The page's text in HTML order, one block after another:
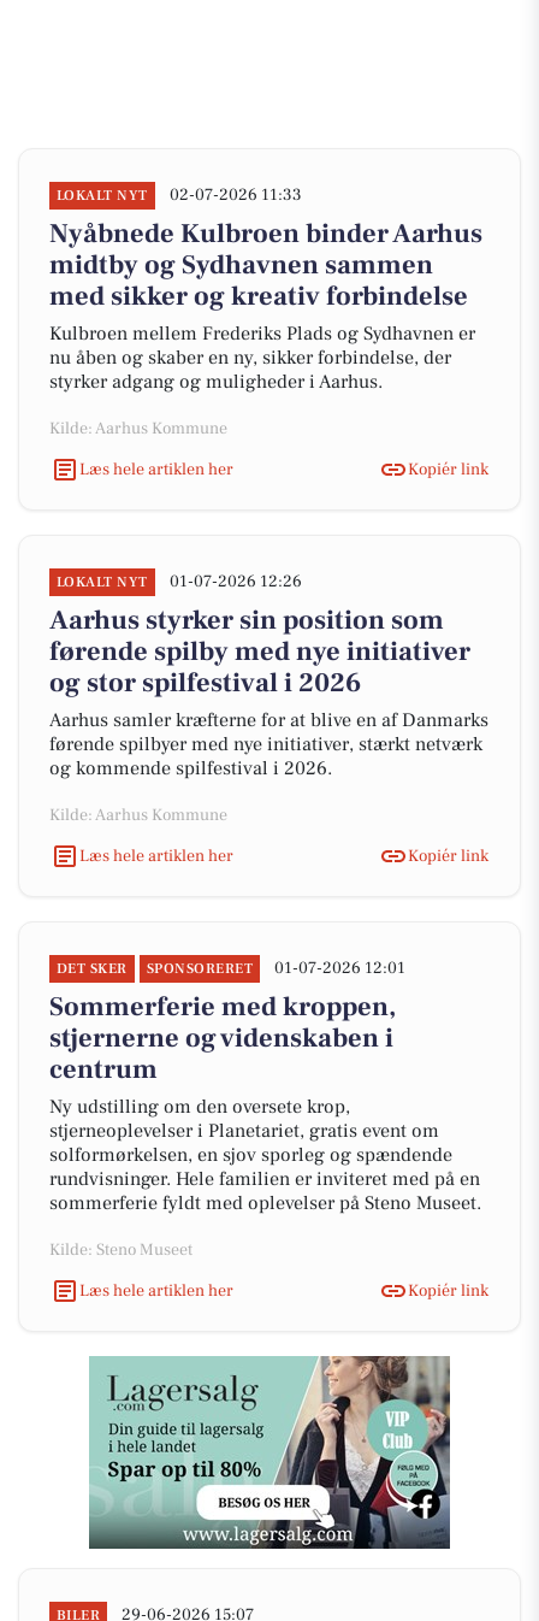
LOKALT NYT 02-07-2026 11:33
Nyåbnede Kulbroen binder Aarhus
midtby og Sydhavnen sammen
med sikker og kreativ forbindelse
Kulbroen mellem Frederiks Plads og Sydhavnen er
nu åben og skaber en ny, sikker forbindelse, der
styrker adgang og muligheder i Aarhus.
Kilde: Aarhus Kommune
Læs hele artiklen her
Kopiér link
LOKALT NYT 01-07-2026 12:26
Aarhus styrker sin position som
førende spilby med nye initiativer
og stor spilfestival i 2026
Aarhus samler kræfterne for at blive en af Danmarks
førende spilbyer med nye initiativer, stærkt netværk
og kommende spilfestival i 2026.
Kilde: Aarhus Kommune
Læs hele artiklen her
Kopiér link
DET SKER SPONSORERET 01-07-2026 12:01
Sommerferie med kroppen,
stjernerne og videnskaben i
centrum
Ny udstilling om den oversete krop,
stjerneoplevelser i Planetariet, gratis event om
solformørkelsen, en sjov sporleg og spændende
rundvisninger. Hele familien er inviteret med på en
sommerferie fyldt med oplevelser på Steno Museet.
Kilde: Steno Museet
Læs hele artiklen her
Kopiér link
BILER 29-06-2026 15:07